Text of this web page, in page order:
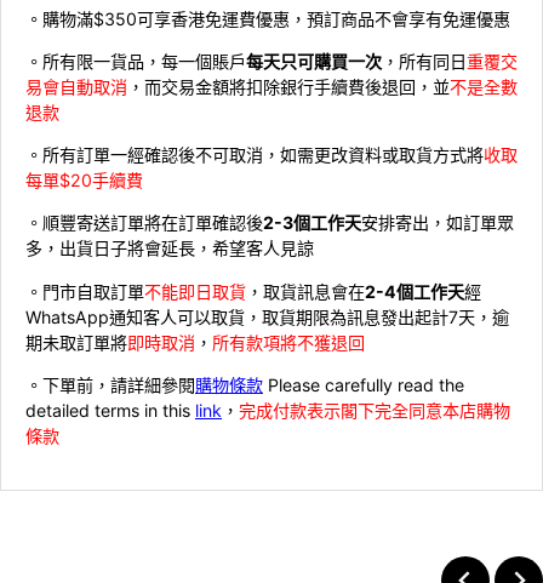
。購物滿$350可享香港免運費優惠，預訂商品不會享有免運優惠
。所有限一貨品，每一個賬戶每天只可購買一次 ，所有同日重覆交
易會自動取消 ，而交易金額將扣除銀行手續費後退回，並不是全數
退款
。所有訂單一經確認後不可取消，如需更改資料或取貨方式將收取
每單$20手續費
。順豐寄送訂單將在訂單確認後2-3個工作天安排寄出，如訂單眾
多，出貨日子將會延長，希望客人見諒
。門市自取訂單不能即日取貨 ，取貨訊息會在2-4個工作天經
WhatsApp通知客人可以取貨，取貨期限為訊息發出起計7天，逾
期未取訂單將即時取消 ， 所有款項將不獲退回
。下單前，請詳細參閱購物條款 Please carefully read the
detailed terms in this link ， 完成付款表示閣下完全同意本店購物
條款